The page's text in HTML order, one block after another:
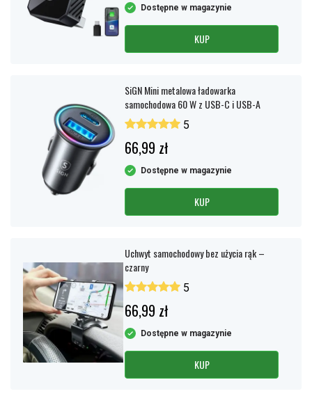
Dostępne w magazynie
KUP
SiGN Mini metalowa ładowarka
samochodowa 60 W z USB-C i USB-A
5
66,99 zł
Dostępne w magazynie
KUP
Uchwyt samochodowy bez użycia rąk –
czarny
5
66,99 zł
Dostępne w magazynie
KUP